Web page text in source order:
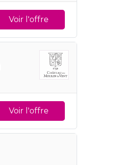
Voir l'offre
Voir l'offre